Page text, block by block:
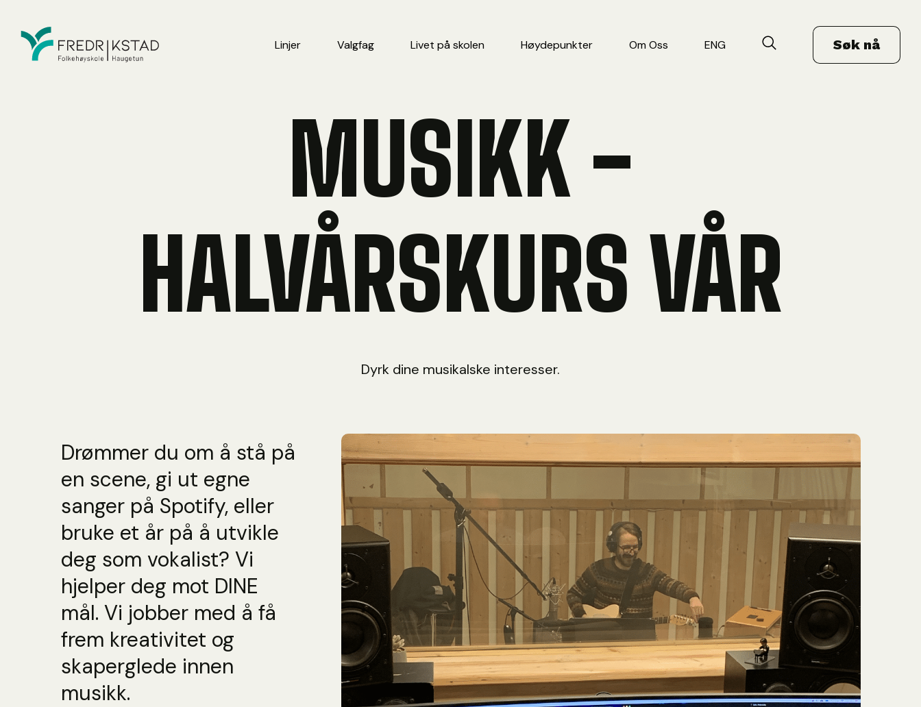
Linjer Valgfag Livet på skolen Høydepunkter Om Oss ENG Søk nå
MUSIKK -
HALVÅRSKURS VÅR
Dyrk dine musikalske interesser.
Drømmer du om å stå på
en scene, gi ut egne
sanger på Spotify, eller
bruke et år på å utvikle
deg som vokalist? Vi
hjelper deg mot DINE
mål. Vi jobber med å få
frem kreativitet og
skaperglede innen
musikk.